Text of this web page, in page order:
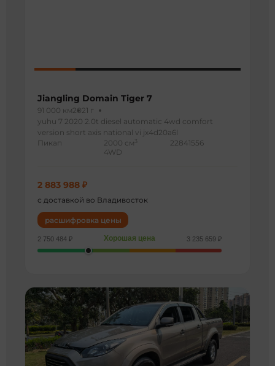
Jiangling Domain Tiger 7
91 000 км2021 г
yuhu 7 2020 2.0t diesel automatic 4wd comfort
version short axis national vi jx4d20a6l
Пикап
2000 см 3
4WD
22841556
2 883 988 ₽
с доставкой во Владивосток
расшифровка цены
2 750 484 ₽ Хорошая цена 3 235 659 ₽